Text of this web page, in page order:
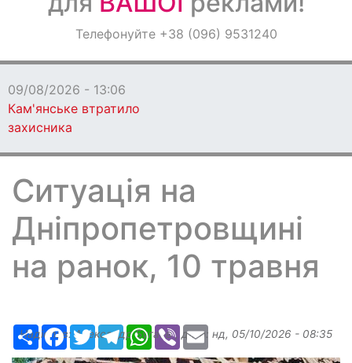
ОголошенняТелефонуйте +38 (096) 9531240
09/08/2026 - 13:06
Кам'янське втратило
захисника
Ситуація на
Дніпропетровщині
на ранок, 10 травня
РесурсFacebook
TwitterTelegramWhatsApp
Viber Email
Надіслав:Александр Бугаев, дата: нд, 05/10/2026 - 08:35